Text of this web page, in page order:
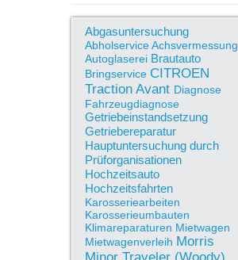
Abgasuntersuchung
AbholserviceAchsvermessung
Autoglaserei Brautauto
Bringservice CITROEN
Traction Avant Diagnose
Fahrzeugdiagnose
Getriebeinstandsetzung
Getriebereparatur
Hauptuntersuchung durch
Prüforganisationen
Hochzeitsauto
Hochzeitsfahrten
Karosseriearbeiten
Karosserieumbauten
Klimareparaturen Mietwagen
Mietwagenverleih Morris